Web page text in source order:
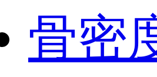
骨密